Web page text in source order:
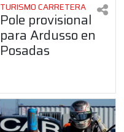
TURISMO CARRETERA
Pole provisional
para Ardusso en
Posadas